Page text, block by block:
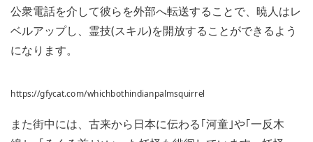
公衆電話を介して彼らを外部へ転送することで、暁人はレ
ベルアップし、霊技(スキル)を開放することができるよう
になります。
https://gfycat.com/whichbothindianpalmsquirrel
また街中には、古来から日本に伝わる｢河童｣や｢一反木